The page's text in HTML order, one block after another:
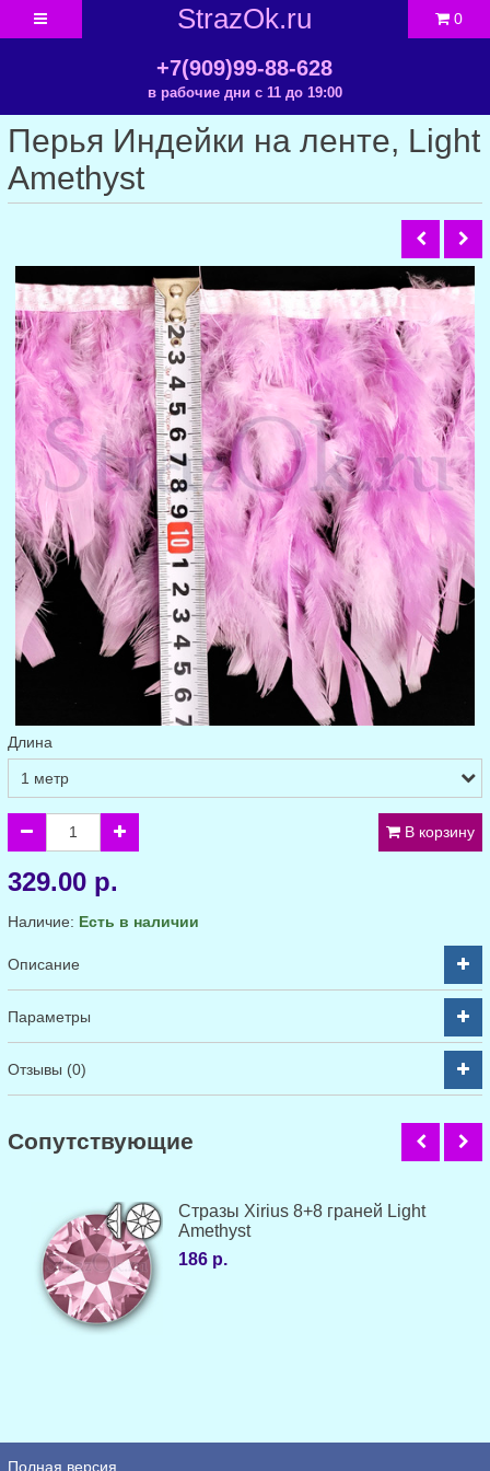
StrazOk.ru
+7(909)99-88-628
в рабочие дни с 11 до 19:00
0
Перья Индейки на ленте, Light
Amethyst
Длина
В корзину
329.00 р.
Наличие: Есть в наличии
Описание
Параметры
Отзывы (0)
Cопутствующие
Стразы Xirius 8+8 граней Light
Amethyst
186 р.
Полная версия